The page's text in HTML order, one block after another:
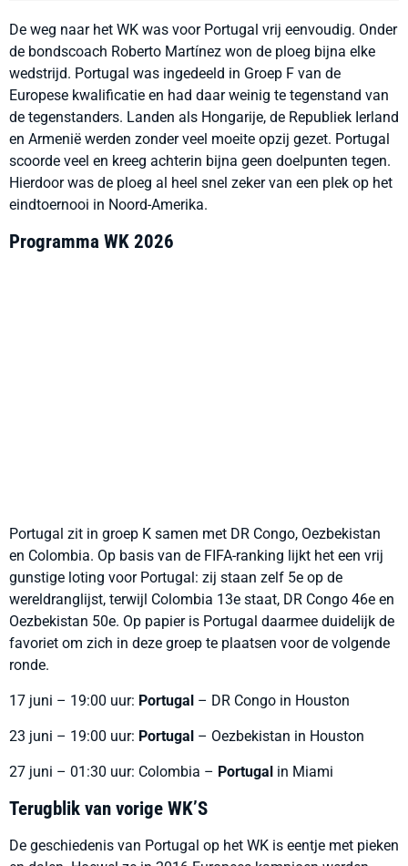
De weg naar het WK was voor Portugal vrij eenvoudig. Onder
de bondscoach Roberto Martínez won de ploeg bijna elke
wedstrijd. Portugal was ingedeeld in Groep F van de
Europese kwalificatie en had daar weinig te tegenstand van
de tegenstanders. Landen als Hongarije, de Republiek Ierland
en Armenië werden zonder veel moeite opzij gezet. Portugal
scoorde veel en kreeg achterin bijna geen doelpunten tegen.
Hierdoor was de ploeg al heel snel zeker van een plek op het
eindtoernooi in Noord-Amerika.
Programma WK 2026
Portugal zit in groep K samen met DR Congo, Oezbekistan
en Colombia. Op basis van de FIFA-ranking lijkt het een vrij
gunstige loting voor Portugal: zij staan zelf 5e op de
wereldranglijst, terwijl Colombia 13e staat, DR Congo 46e en
Oezbekistan 50e. Op papier is Portugal daarmee duidelijk de
favoriet om zich in deze groep te plaatsen voor de volgende
ronde.
17 juni – 19:00 uur: Portugal – DR Congo in Houston
23 juni – 19:00 uur: Portugal – Oezbekistan in Houston
27 juni – 01:30 uur: Colombia – Portugal in Miami
Terugblik van vorige WK’S
De geschiedenis van Portugal op het WK is eentje met pieken